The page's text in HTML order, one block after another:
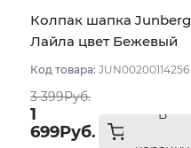
Колпак шапка Junberg
Лайла цвет Бежевый
Код товара: JUN00200114256
3 399Руб.
1
699Руб.
В